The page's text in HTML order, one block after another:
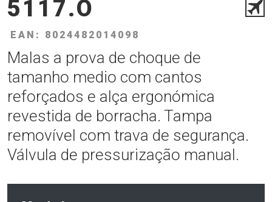
5117.O
EAN: 8024482014098
Malas a prova de choque de
tamanho medio com cantos
reforçados e alça ergonómica
revestida de borracha. Tampa
removível com trava de segurança.
Válvula de pressurização manual.